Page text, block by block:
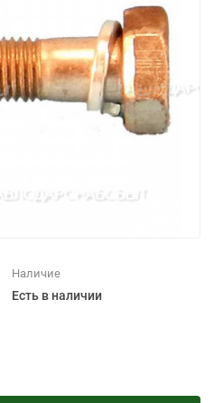
Наличие
Есть в наличии